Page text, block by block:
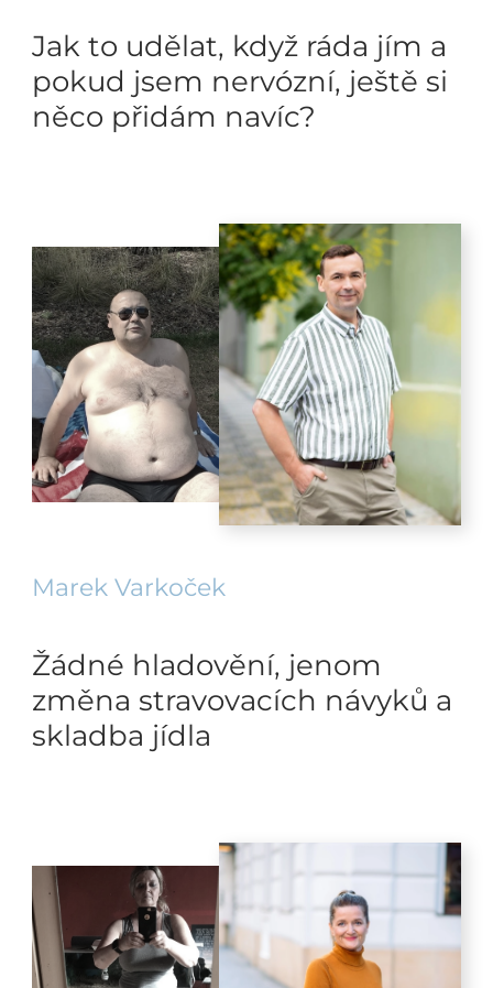
Jak to udělat, když ráda jím a
pokud jsem nervózní, ještě si
něco přidám navíc?
Marek Varkoček
Žádné hladovění, jenom
změna stravovacích návyků a
skladba jídla